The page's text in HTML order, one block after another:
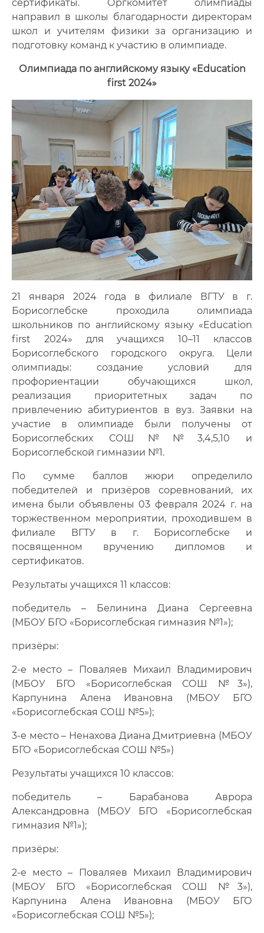
сертификаты. Оргкомитет олимпиады
направил в школы благодарности директорам
школ и учителям физики за организацию и
подготовку команд к участию в олимпиаде.
Олимпиада по английскому языку «Education
first 2024»
21 января 2024 года в филиале ВГТУ в г.
Борисоглебске проходила олимпиада
школьников по английскому языку «Education
first 2024» для учащихся 10–11 классов
Борисоглебского городского округа. Цели
олимпиады: создание условий для
профориентации обучающихся школ,
реализация приоритетных задач по
привлечению абитуриентов в вуз. Заявки на
участие в олимпиаде были получены от
Борисоглебских СОШ№№3,4,5,10 и
Борисоглебской гимназии №1.
По сумме баллов жюри определило
победителей и призёров соревнований, их
имена были объявлены 03 февраля 2024 г. на
торжественном мероприятии, проходившем в
филиале ВГТУ в г. Борисоглебске и
посвященном вручению дипломов и
сертификатов.
Результаты учащихся 11 классов:
победитель – Белинина Диана Сергеевна
(МБОУ БГО «Борисоглебская гимназия №1»);
призёры:
2-е место – Поваляев Михаил Владимирович
(МБОУ БГО «Борисоглебская СОШ №3»),
Карпунина Алена Ивановна (МБОУ БГО
«Борисоглебская СОШ №5»);
3-е место – Ненахова Диана Дмитриевна (МБОУ
БГО «Борисоглебская СОШ №5»)
Результаты учащихся 10 классов:
победитель – Барабанова Аврора
Александровна (МБОУ БГО «Борисоглебская
гимназия №1»);
призёры:
2-е место – Поваляев Михаил Владимирович
(МБОУ БГО «Борисоглебская СОШ №3»),
Карпунина Алена Ивановна (МБОУ БГО
«Борисоглебская СОШ №5»);